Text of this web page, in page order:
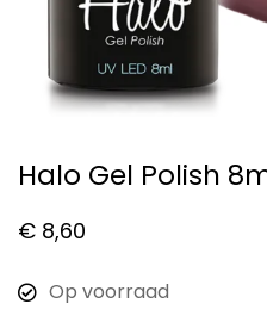
Halo Gel Polish
€ 8,60
Op voorraad